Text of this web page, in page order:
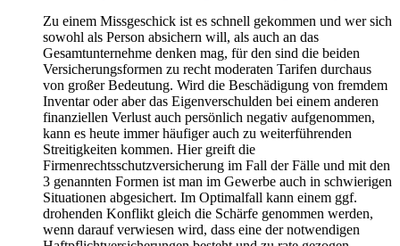
Zu einem Missgeschick ist es schnell gekommen und wer sich
sowohl als Person absichern will, als auch an das
Gesamtunternehme denken mag, für den sind die beiden
Versicherungsformen zu recht moderaten Tarifen durchaus
von großer Bedeutung. Wird die Beschädigung von fremdem
Inventar oder aber das Eigenverschulden bei einem anderen
finanziellen Verlust auch persönlich negativ aufgenommen,
kann es heute immer häufiger auch zu weiterführenden
Streitigkeiten kommen. Hier greift die
Firmenrechtsschutzversicherung im Fall der Fälle und mit den
3 genannten Formen ist man im Gewerbe auch in schwierigen
Situationen abgesichert. Im Optimalfall kann einem ggf.
drohenden Konflikt gleich die Schärfe genommen werden,
wenn darauf verwiesen wird, dass eine der notwendigen